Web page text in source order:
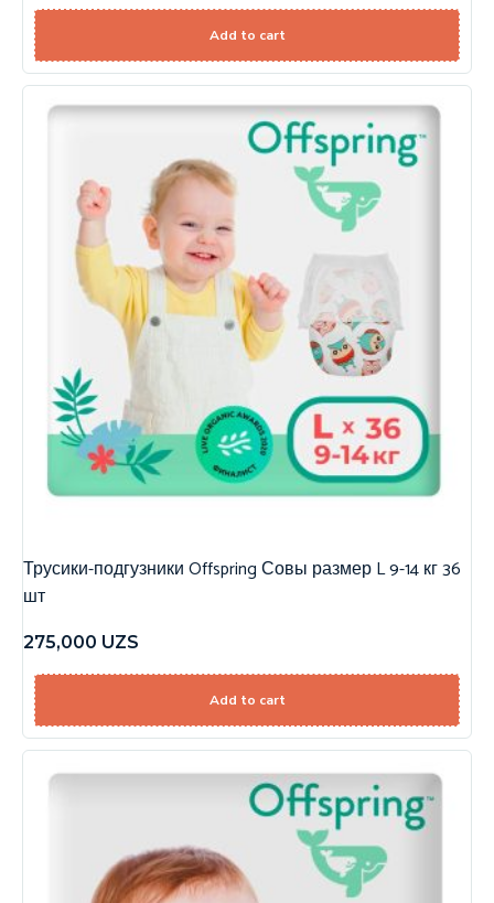
Add to cart
Трусики-подгузники Offspring Совы размер L 9-14 кг 36
шт
275,000 UZS
Add to cart